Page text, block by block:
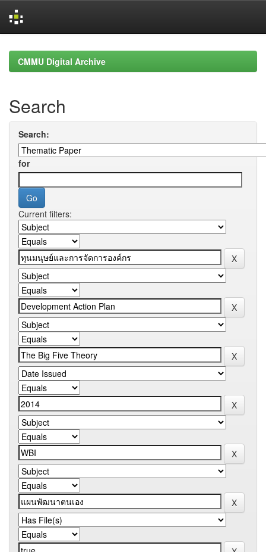
navigationCMMU Digital Archive
Search
Search:
for
Current filters: